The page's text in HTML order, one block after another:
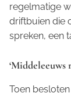
regelmatige
driftbuien die
spreken, een
‘Middeleeuws
Toen